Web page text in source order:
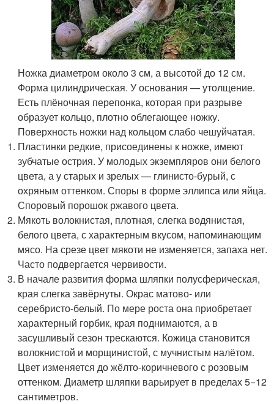
Ножка диаметром около 3 см, а высотой до 12 см.
Форма цилиндрическая. У основания — утолщение.
Есть плёночная перепонка, которая при разрыве
образует кольцо, плотно облегающее ножку.
Поверхность ножки над кольцом слабо чешуйчатая.
Пластинки редкие, присоединены к ножке, имеют
зубчатые острия. У молодых экземпляров они белого
цвета, а у старых и зрелых — глинисто-бурый, с
охряным оттенком. Споры в форме эллипса или яйца.
Споровый порошок ржавого цвета.
Мякоть волокнистая, плотная, слегка водянистая,
белого цвета, с характерным вкусом, напоминающим
мясо. На срезе цвет мякоти не изменяется, запаха нет.
Часто подвергается червивости.
В начале развития форма шляпки полусферическая,
края слегка завёрнуты. Окрас матово- или
серебристо-белый. По мере роста она приобретает
характерный горбик, края поднимаются, а в
засушливый сезон трескаются. Кожица становится
волокнистой и морщинистой, с мучнистым налётом.
Цвет изменяется до жёлто-коричневого с розовым
оттенком. Диаметр шляпки варьирует в пределах 5−12
сантиметров.